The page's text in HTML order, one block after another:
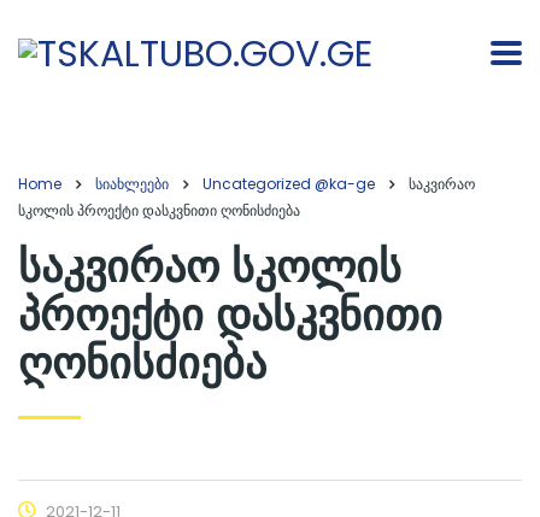
Home სიახლეები Uncategorized @ka-ge
საკვირაო
სკოლის პროექტი დასკვნითი ღონისძიება
საკვირაო სკოლის
პროექტი დასკვნითი
ღონისძიება
2021-12-11